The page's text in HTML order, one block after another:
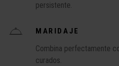
persistente.
MARIDAJE
Combina perfectamente
curados.